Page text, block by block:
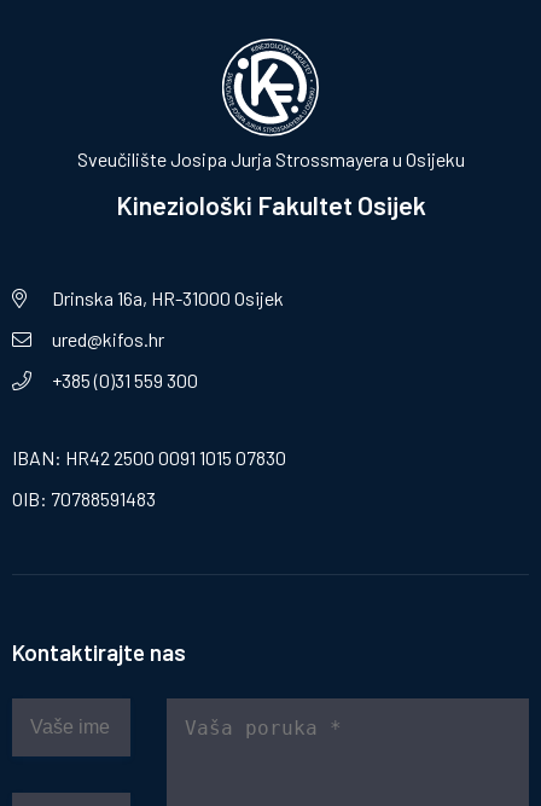
Sveučilište Josipa Jurja Strossmayera u Osijeku
Kineziološki Fakultet Osijek
Drinska 16a, HR-31000 Osijek
ured@kifos.hr
+385 (0)31 559 300
IBAN: HR42 2500 0091 1015 07830
OIB: 70788591483
Kontaktirajte nas